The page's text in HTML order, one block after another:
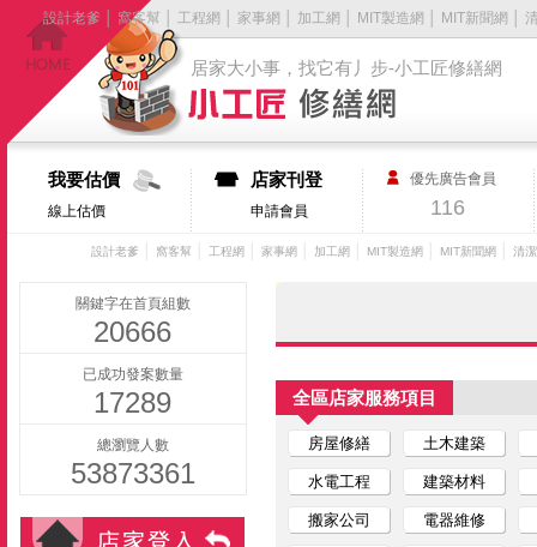
居家大小事，找它有丿步-小工匠修繕網
設計老爹 窩客幫 工程網 家事網 加工網 MIT製造網 MIT新聞網
我要估價
線上估價
店家刊登
申請會員
優先廣告會員
116
設計老爹 窩客幫 工程網 家事網 加工網 MIT製造網 MIT新聞網 清
關鍵字在首頁組數
20666
已成功發案數量
17289
總瀏覽人數
53873361
全區店家服務項目
房屋修繕 土木建築
水電工程 建築材料
搬家公司 電器維修